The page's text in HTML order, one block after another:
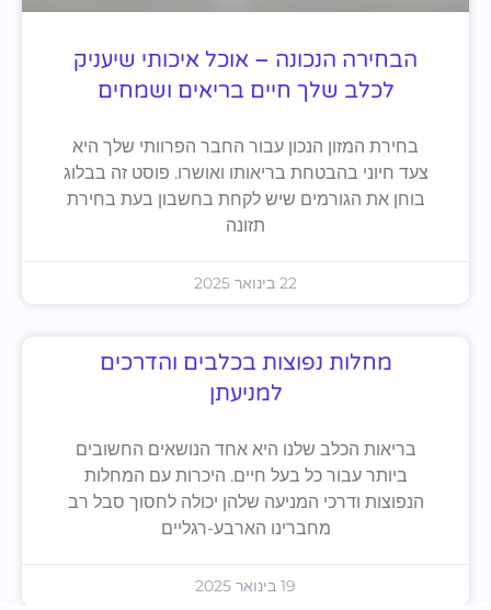
הבחירה הנכונה – אוכל איכותי שיעניק
לכלב שלך חיים בריאים ושמחים
בחירת המזון הנכון עבור החבר הפרוותי שלך היא
צעד חיוני בהבטחת בריאותו ואושרו. פוסט זה בבלוג
בוחן את הגורמים שיש לקחת בחשבון בעת בחירת
תזונה
22 בינואר 2025
מחלות נפוצות בכלבים והדרכים
למניעתן
בריאות הכלב שלנו היא אחד הנושאים החשובים
ביותר עבור כל בעל חיים. היכרות עם המחלות
הנפוצות ודרכי המניעה שלהן יכולה לחסוך סבל רב
מחברינו הארבע-רגליים
19 בינואר 2025